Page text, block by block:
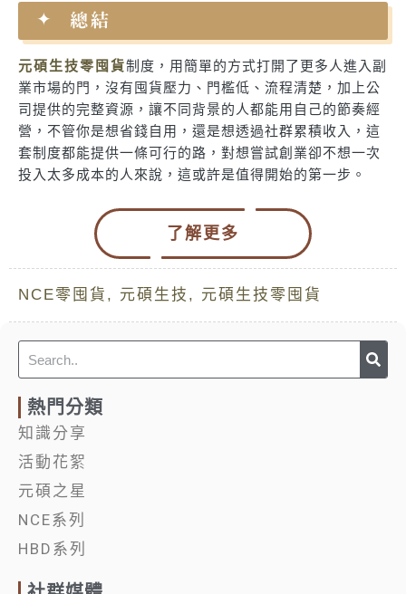
總結
元碩生技零囤貨制度，用簡單的方式打開了更多人進入副
業市場的門，沒有囤貨壓力、門檻低、流程清楚，加上公
司提供的完整資源，讓不同背景的人都能用自己的節奏經
營，不管你是想省錢自用，還是想透過社群累積收入，這
套制度都能提供一條可行的路，對想嘗試創業卻不想一次
投入太多成本的人來說，這或許是值得開始的第一步。
了解更多
NCE零囤貨 , 元碩生技 , 元碩生技零囤貨
Search
熱門分類
知識分享
活動花絮
元碩之星
NCE系列
HBD系列